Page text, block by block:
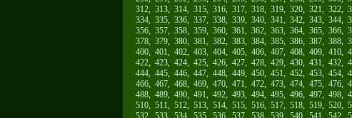
312, 313, 314, 315, 316, 317, 318, 319, 320, 321, 322,
334, 335, 336, 337, 338, 339, 340, 341, 342, 343, 344,
356, 357, 358, 359, 360, 361, 362, 363, 364, 365, 366,
378, 379, 380, 381, 382, 383, 384, 385, 386, 387, 388,
400, 401, 402, 403, 404, 405, 406, 407, 408, 409, 410,
422, 423, 424, 425, 426, 427, 428, 429, 430, 431, 432,
444, 445, 446, 447, 448, 449, 450, 451, 452, 453, 454,
466, 467, 468, 469, 470, 471, 472, 473, 474, 475, 476,
488, 489, 490, 491, 492, 493, 494, 495, 496, 497, 498,
510, 511, 512, 513, 514, 515, 516, 517, 518, 519, 520,
532, 533, 534, 535, 536, 537, 538, 539, 540, 541 542,